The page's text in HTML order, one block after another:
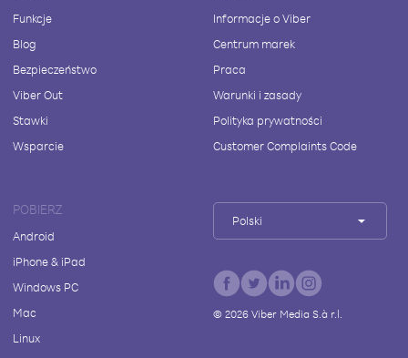
Funkcje
Blog
Bezpieczeństwo
Viber Out
Stawki
Wsparcie
Informacje o Viber
Centrum marek
Praca
Warunki i zasady
Polityka prywatności
Customer Complaints Code
POBIERZ
Android
iPhone & iPad
Windows PC
Mac
Linux
Polski
© 2026Viber Media S.à r.l.